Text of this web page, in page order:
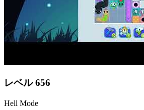
レベル 656
Hell Mode